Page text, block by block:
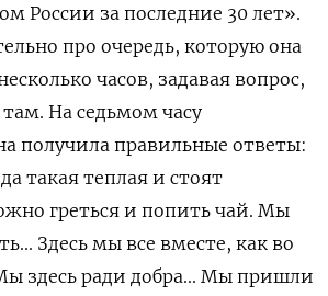
России за последние 30 лет».
про очередь, которую она
часов, задавая вопрос,
На седьмом часу
получила правильные ответы:
такая теплая и стоят
греться и попить чай. Мы
Здесь мы все вместе, как во
здесь ради добра... Мы пришли